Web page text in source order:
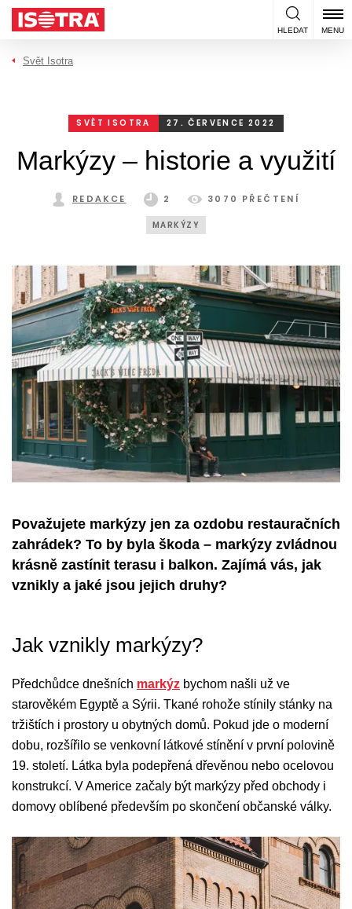
Přeskočit na obsah
HLEDAT MENU
Svět Isotra
SVĚT ISOTRA 27. ČERVENCE 2022
Markýzy – historie a využití
REDAKCE 2 3070 PŘEČTENÍ
MARKÝZY
Považujete markýzy jen za ozdobu restauračních
zahrádek? To by byla škoda – markýzy zvládnou
krásně zastínit terasu i balkon. Zajímá vás, jak
vznikly a jaké jsou jejich druhy?
Jak vznikly markýzy?
Předchůdce dnešních markýz bychom našli už ve
starověkém Egyptě a Sýrii. Tkané rohože stínily stánky na
tržištích i prostory u obytných domů. Pokud jde o moderní
dobu, rozšířilo se venkovní látkové stínění v první polovině
19. století. Látka byla podepřená dřevěnou nebo ocelovou
konstrukcí. V Americe začaly být markýzy před obchody i
domovy oblíbené především po skončení občanské války.